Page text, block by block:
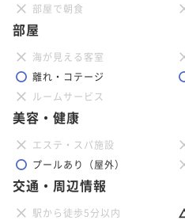
部屋で朝食
部屋
海が見える客室
離れ・コテージ
ルームサービス
美容・健康
エステ・スパ施設
プールあり（屋外）
交通・周辺情報
駅から徒歩5分以内